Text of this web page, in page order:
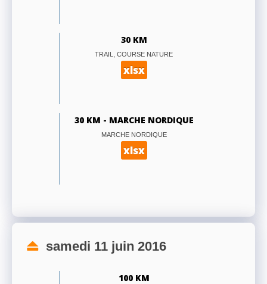
30 KM
TRAIL, COURSE NATURE
xlsx
30 KM - MARCHE NORDIQUE
MARCHE NORDIQUE
xlsx
samedi 11 juin 2016
100 KM